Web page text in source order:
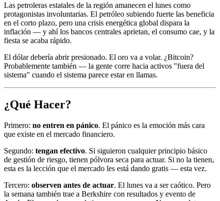
Las petroleras estatales de la región amanecen el lunes como
protagonistas involuntarias. El petróleo subiendo fuerte las beneficia
en el corto plazo, pero una crisis energética global dispara la
inflación — y ahí los bancos centrales aprietan, el consumo cae, y la
fiesta se acaba rápido.
El dólar debería abrir presionado. El oro va a volar. ¿Bitcoin?
Probablemente también — la gente corre hacia activos "fuera del
sistema" cuando el sistema parece estar en llamas.
¿Qué Hacer?
Primero: no entren en pánico. El pánico es la emoción más cara
que existe en el mercado financiero.
Segundo: tengan efectivo. Si siguieron cualquier principio básico
de gestión de riesgo, tienen pólvora seca para actuar. Si no la tienen,
esta es la lección que el mercado les está dando gratis — esta vez.
Tercero: observen antes de actuar. El lunes va a ser caótico. Pero
la semana también trae a Berkshire con resultados y evento de